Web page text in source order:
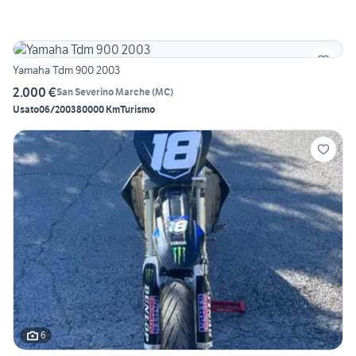
Yamaha Tdm 900 2003
2.000 €San Severino Marche(MC)
Usato06/200380000 KmTurismo
6